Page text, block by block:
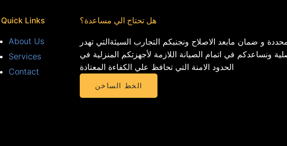
Quick Links
About Us
Services
Contact
هل تحتاج الي مساعدة؟
و ضمان مابعد الاصلاح ونجنبكم التجارب السيئةالتي تهدر
ونساعدكم في اتمام الصيانة اللازمة لأجهزتكم المنزلية في
الحدود الامنة التي تحافظ علي الكفاءة المعتادة
الخط الساخن